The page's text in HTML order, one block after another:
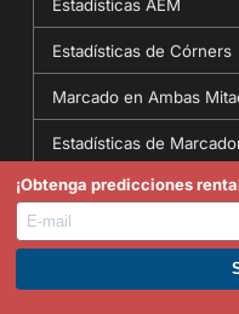
Estadísticas AEM
Estadísticas de Córners
Marcado en Ambas
Estadísticas de
Herramientas
Conversor de
ÚNETE A
¡Obtenga predicciones